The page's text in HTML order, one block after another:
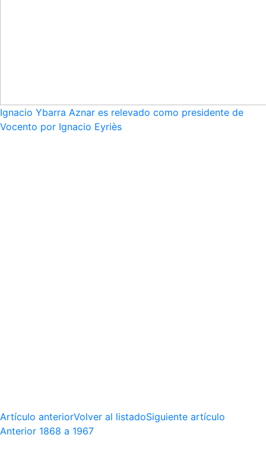
Ignacio Ybarra Aznar es relevado como presidente de
Vocento por Ignacio Eyriès
Artículo anteriorVolver al listadoSiguiente artículo
Anterior 1868 a 1967